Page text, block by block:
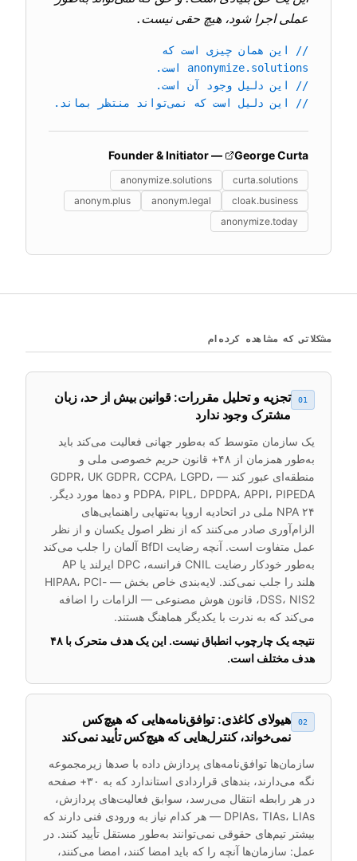
عملی اجرا شود، هیچ حقی نیست.
// این همان چیزی است که
anonymize.solutions است.
// این دلیل وجود آن است.
// این دلیل است که نمی‌تواند منتظر بماند.
George Curta
— Founder & Initiator
curta.solutions
anonymize.solutions
cloak.business
anonym.legal
anonym.plus
anonymize.today
مشکلاتی که مشاهده کرده‌ام
01
تجزیه و تحلیل مقررات: قوانین بیش از حد، زبان
مشترک وجود ندارد
یک سازمان متوسط که به‌طور جهانی فعالیت می‌کند باید
به‌طور همزمان از ۴۸+ قانون حریم خصوصی ملی و
منطقه‌ای عبور کند — GDPR، UK GDPR، CCPA، LGPD،
PDPA، PIPL، DPDPA، APPI، PIPEDA و ده‌ها مورد دیگر.
۲۴ NPA ملی در اتحادیه اروپا به‌تنهایی راهنمایی‌های
الزام‌آوری صادر می‌کنند که از نظر اصول یکسان و از نظر
عمل متفاوت است. آنچه رضایت BfDI آلمان را جلب می‌کند
به‌طور خودکار رضایت CNIL فرانسه، DPC ایرلند یا AP
هلند را جلب نمی‌کند. لایه‌بندی خاص بخش — HIPAA، PCI-
DSS، NIS2، قانون هوش مصنوعی — الزامات را اضافه
می‌کند که به ندرت با یکدیگر هماهنگ هستند.
نتیجه یک چارچوب انطباق نیست. این یک هدف متحرک با ۴۸
هدف مختلف است.
02
هیولای کاغذی: توافق‌نامه‌هایی که هیچ‌کس
نمی‌خواند، کنترل‌هایی که هیچ‌کس تأیید نمی‌کند
سازمان‌ها توافق‌نامه‌های پردازش داده با صدها زیرمجموعه
نگه می‌دارند، بندهای قراردادی استاندارد که به ۳۰+ صفحه
در هر رابطه انتقال می‌رسد، سوابق فعالیت‌های پردازش،
DPIAs، TIAs، LIAs — هر کدام نیاز به ورودی فنی دارند که
بیشتر تیم‌های حقوقی نمی‌توانند به‌طور مستقل تأیید کنند. در
عمل: سازمان‌ها آنچه را که باید امضا کنند، امضا می‌کنند،